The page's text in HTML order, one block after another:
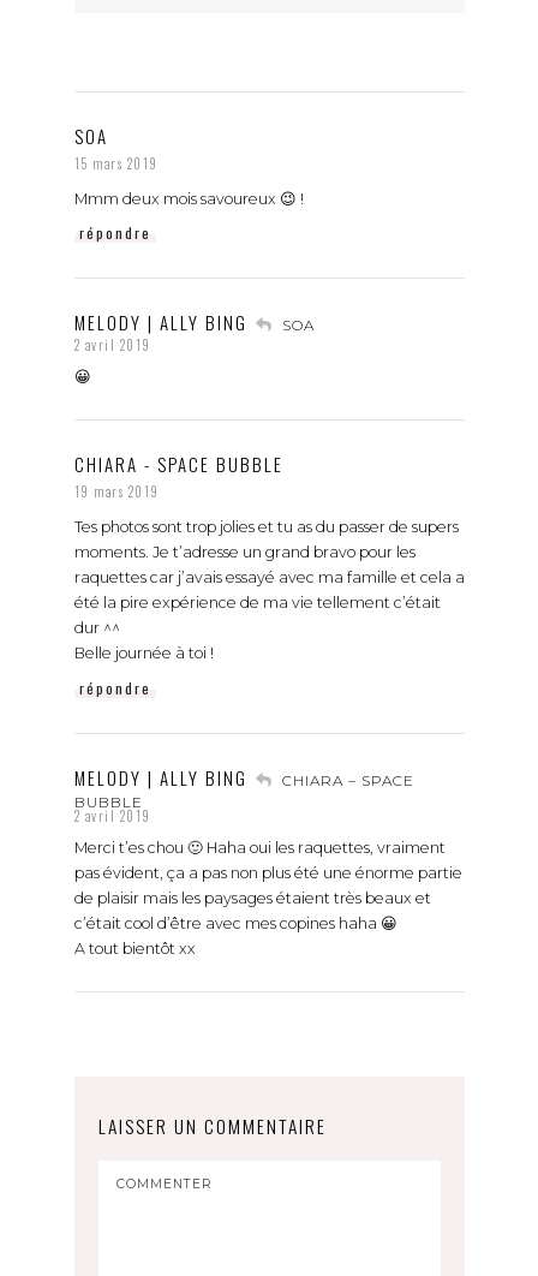
SOA
15 mars 2019
Mmm deux mois savoureux 😉 !
répondre
MELODY | ALLY BING SOA
2 avril 2019
😀
CHIARA - SPACE BUBBLE
19 mars 2019
Tes photos sont trop jolies et tu as du passer de supers
moments. Je t’adresse un grand bravo pour les
raquettes car j’avais essayé avec ma famille et cela a
été la pire expérience de ma vie tellement c’était
dur ^^
Belle journée à toi !
répondre
MELODY | ALLY BING
CHIARA – SPACE
BUBBLE
2 avril 2019
Merci t’es chou 🙂 Haha oui les raquettes, vraiment
pas évident, ça a pas non plus été une énorme partie
de plaisir mais les paysages étaient très beaux et
c’était cool d’être avec mes copines haha 😀
A tout bientôt xx
LAISSER UN COMMENTAIRE